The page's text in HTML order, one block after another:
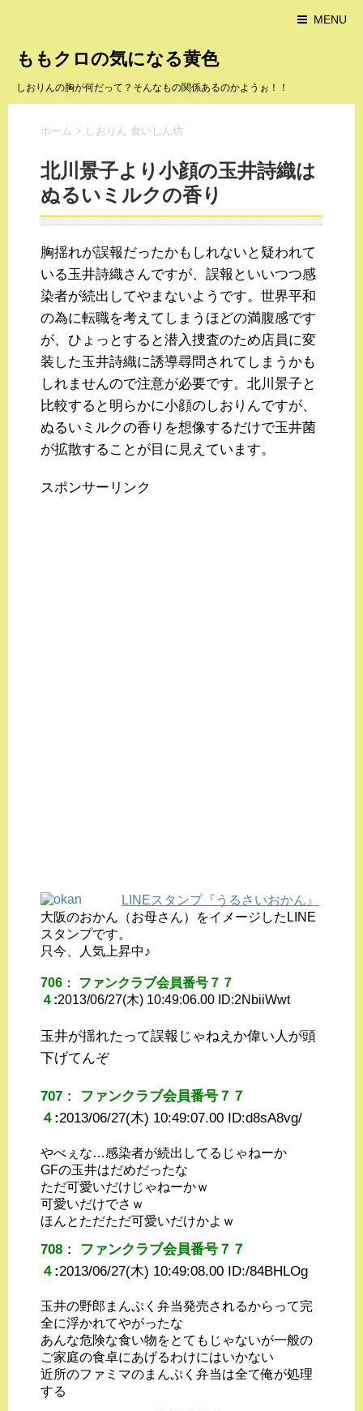
MENU
ももクロの気になる黄色
しおりんの胸が何だって？そんなもの関係あるのかようぉ！！
ホーム > しおりん 食いしん坊
北川景子より小顔の玉井詩織は
ぬるいミルクの香り
胸揺れが誤報だったかもしれないと疑われて
いる玉井詩織さんですが、誤報といいつつ感
染者が続出してやまないようです。世界平和
の為に転職を考えてしまうほどの満腹感です
が、ひょっとすると潜入捜査のため店員に変
装した玉井詩織に誘導尋問されてしまうかも
しれませんので注意が必要です。北川景子と
比較すると明らかに小顔のしおりんですが、
ぬるいミルクの香りを想像するだけで玉井菌
が拡散することが目に見えています。
スポンサーリンク
LINEスタンプ『うるさいおかん』
大阪のおかん（お母さん）をイメージしたLINE
スタンプです。
只今、人気上昇中♪
706 ： ファンクラブ会員番号７７
４ :2013/06/27(木) 10:49:06.00 ID:2NbiiWwt
玉井が揺れたって誤報じゃねえか偉い人が頭
下げてんぞ
707 ： ファンクラブ会員番号７７
４ :2013/06/27(木) 10:49:07.00 ID:d8sA8vg/
やべぇな…感染者が続出してるじゃねーか
GFの玉井はだめだったな
ただ可愛いだけじゃねーかｗ
可愛いだけでさｗ
ほんとただただ可愛いだけかよｗ
708 ： ファンクラブ会員番号７７
４ :2013/06/27(木) 10:49:08.00 ID:/84BHLOg
玉井の野郎まんぷく弁当発売されるからって完
全に浮かれてやがったな
あんな危険な食い物をとてもじゃないが一般の
ご家庭の食卓にあげるわけにはいかない
近所のファミマのまんぷく弁当は全て俺が処理
する